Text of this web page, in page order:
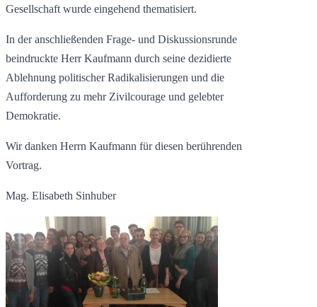
Gesellschaft wurde eingehend thematisiert.
In der anschließenden Frage- und Diskussionsrunde
beindruckte Herr Kaufmann durch seine dezidierte
Ablehnung politischer Radikalisierungen und die
Aufforderung zu mehr Zivilcourage und gelebter
Demokratie.
Wir danken Herrn Kaufmann für diesen berührenden
Vortrag.
Mag. Elisabeth Sinhuber